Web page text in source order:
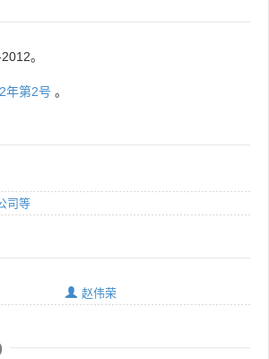
。
年第2号 。
司等
赵伟荣